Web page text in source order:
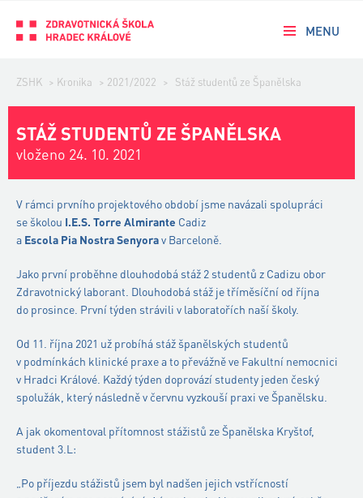
MENU
ZSHK > Kronika > 2021/2022 > Stáž studentů ze Španělska
STÁŽ STUDENTŮ ZE ŠPANĚLSKA
vloženo 24. 10. 2021
V rámci prvního projektového období jsme navázali spolupráci
se školou I.E.S. Torre Almirante Cadiz
a Escola Pia Nostra Senyorav Barceloně.
Jako první proběhne dlouhodobá stáž 2 studentů z Cadizu obor
Zdravotnický laborant. Dlouhodobá stáž je tříměsíční od října
do prosince. První týden strávili v laboratořích naší školy.
Od 11. října 2021 už probíhá stáž španělských studentů
v podmínkách klinické praxe a to převážně ve Fakultní nemocnici
v Hradci Králové. Každý týden doprovází studenty jeden český
spolužák, který následně v červnu vyzkouší praxi ve Španělsku.
A jak okomentoval přítomnost stážistů ze Španělska Kryštof,
student 3.L:
Po příjezdu stážistů jsem byl nadšen jejich vstřícností